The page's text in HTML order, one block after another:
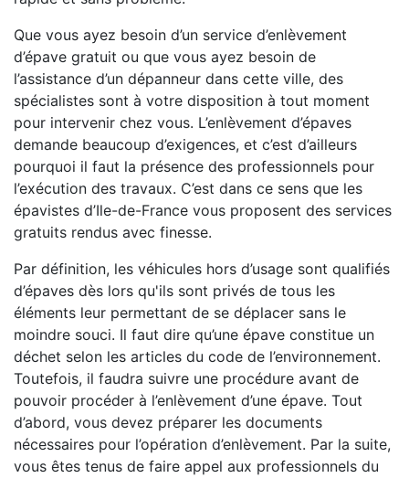
Que vous ayez besoin d’un service d’enlèvement
d’épave gratuit ou que vous ayez besoin de
l’assistance d’un dépanneur dans cette ville, des
spécialistes sont à votre disposition à tout moment
pour intervenir chez vous. L’enlèvement d’épaves
demande beaucoup d’exigences, et c’est d’ailleurs
pourquoi il faut la présence des professionnels pour
l’exécution des travaux. C’est dans ce sens que les
épavistes d’Ile-de-France vous proposent des services
gratuits rendus avec finesse.
Par définition, les véhicules hors d’usage sont qualifiés
d’épaves dès lors qu'ils sont privés de tous les
éléments leur permettant de se déplacer sans le
moindre souci. Il faut dire qu’une épave constitue un
déchet selon les articles du code de l’environnement.
Toutefois, il faudra suivre une procédure avant de
pouvoir procéder à l’enlèvement d’une épave. Tout
d’abord, vous devez préparer les documents
nécessaires pour l’opération d’enlèvement. Par la suite,
vous êtes tenus de faire appel aux professionnels du